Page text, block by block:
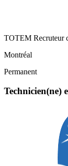
TOTEM Recruteur
Montréal
Permanent
Technicien(ne)